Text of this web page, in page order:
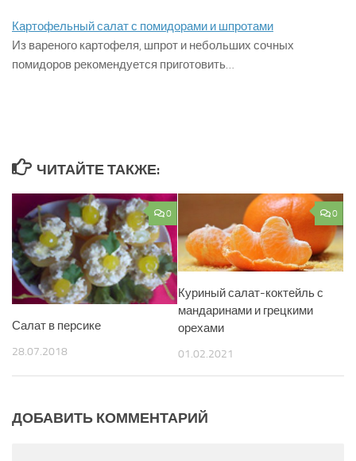
Картофельный салат с помидорами и шпротами
Из вареного картофеля, шпрот и небольших сочных
помидоров рекомендуется приготовить…
ЧИТАЙТЕ ТАКЖЕ:
0
Салат в персике
28.07.2018
0
Куриный салат-коктейль с
мандаринами и грецкими
орехами
01.02.2021
ДОБАВИТЬ КОММЕНТАРИЙ